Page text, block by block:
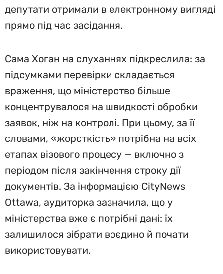
депутати отримали в електронному вигляді
прямо під час засідання.
Сама Хоган на слуханнях підкреслила: за
підсумками перевірки складається
враження, що міністерство більше
концентрувалося на швидкості обробки
заявок, ніж на контролі. При цьому, за її
словами, «жорсткість» потрібна на всіх
етапах візового процесу — включно з
періодом після закінчення строку дії
документів. За інформацією CityNews
Ottawa, аудиторка зазначила, що у
міністерства вже є потрібні дані: їх
залишилося зібрати воєдино й почати
використовувати.